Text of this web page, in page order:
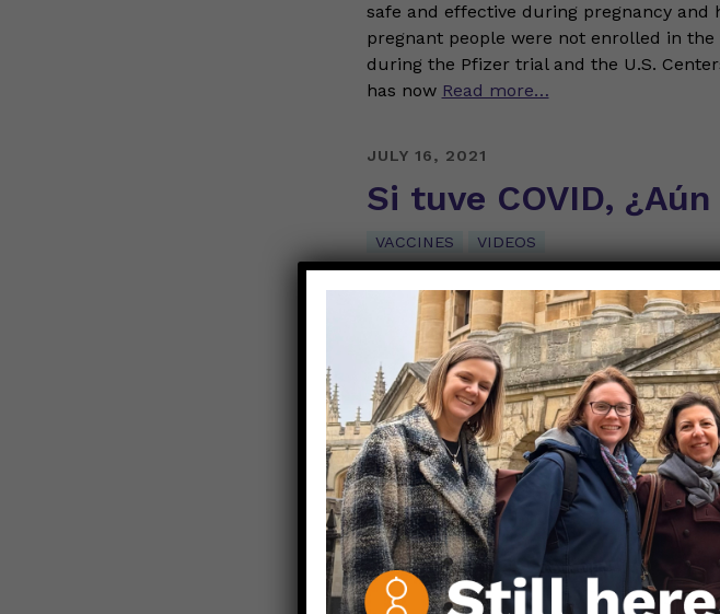
safe and effective during pregnancy and
pregnant people were not enrolled in
during the Pfizer trial and the U.S.
has now Read more…
JULY 16, 2021
Si tuve COVID,
VACCINES VIDEOS
Sandra Albrecht, PhD MPH